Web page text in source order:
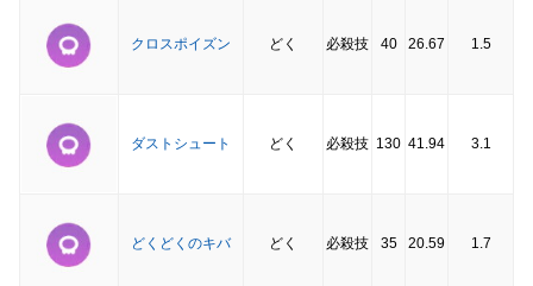
クロスポイズン どく 必殺技 40 26.67 1.5
ダストシュート どく 必殺技 130 41.94 3.1
どくどくのキバ どく 必殺技 35 20.59 1.7